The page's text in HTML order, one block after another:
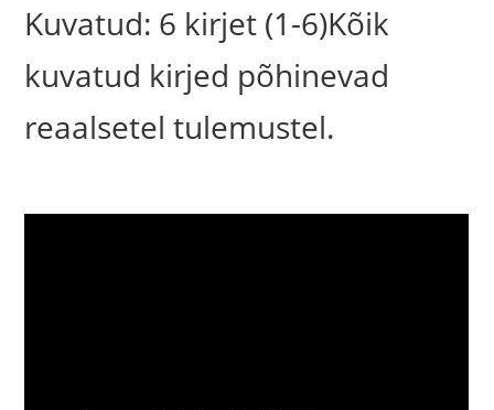
Kuvatud: 6 kirjet (1-6)Kõik
kuvatud kirjed põhinevad
reaalsetel tulemustel.